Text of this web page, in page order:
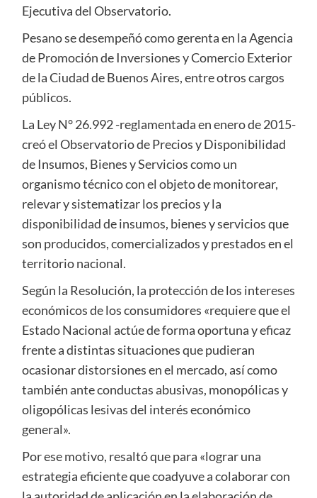
Ejecutiva del Observatorio.
Pesano se desempeñó como gerenta en la Agencia
de Promoción de Inversiones y Comercio Exterior
de la Ciudad de Buenos Aires, entre otros cargos
públicos.
La Ley N° 26.992 -reglamentada en enero de 2015-
creó el Observatorio de Precios y Disponibilidad
de Insumos, Bienes y Servicios como un
organismo técnico con el objeto de monitorear,
relevar y sistematizar los precios y la
disponibilidad de insumos, bienes y servicios que
son producidos, comercializados y prestados en el
territorio nacional.
Según la Resolución, la protección de los intereses
económicos de los consumidores «requiere que el
Estado Nacional actúe de forma oportuna y eficaz
frente a distintas situaciones que pudieran
ocasionar distorsiones en el mercado, así como
también ante conductas abusivas, monopólicas y
oligopólicas lesivas del interés económico
general».
Por ese motivo, resaltó que para «lograr una
estrategia eficiente que coadyuve a colaborar con